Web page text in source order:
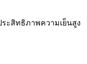
ระสิทธิภาพความเย็นสูง